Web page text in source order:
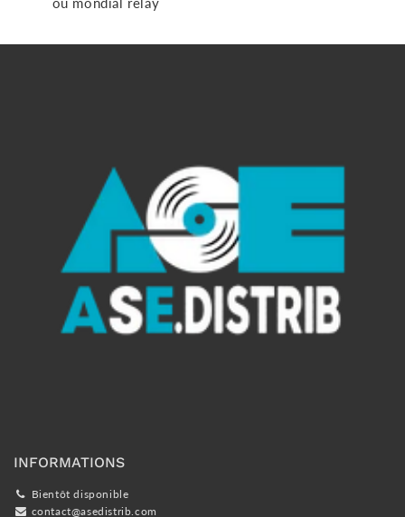
INFORMATIONS
Bientôt disponible
contact@asedistrib.com